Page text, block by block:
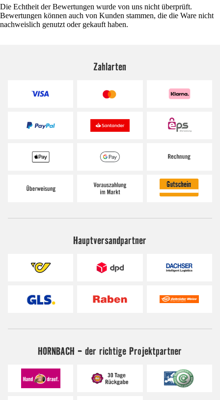
Die Echtheit der Bewertungen wurde von uns nicht überprüft.
Bewertungen können auch von Kunden stammen, die die Ware nicht
nachweislich genutzt oder gekauft haben.
Zahlarten
Hauptversandpartner
HORNBACH - der richtige Projektpartner